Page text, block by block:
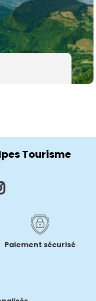
Tourisme
Paiement sécurisé